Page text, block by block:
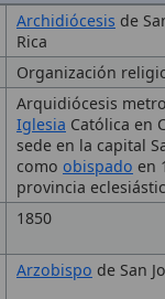
Arquidiócesis
IglesiaCatólica en Costa
sede en la capital San
comoobispadoen 1850
provincia eclesiástica
1850
Arzobispode San José
El obispado se
primerobispo. Formó
arquidiócesis de